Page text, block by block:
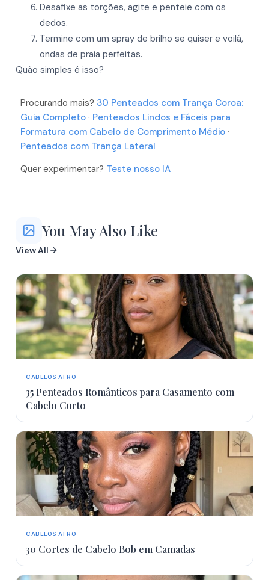
Desafixe as torções, agite e penteie com os
dedos.
Termine com um spray de brilho se quiser e voilá,
ondas de praia perfeitas.
Quão simples é isso?
Procurando mais? 30 Penteados com Trança Coroa:
Guia Completo · Penteados Lindos e Fáceis para
Formatura com Cabelo de Comprimento Médio ·
Penteados com Trança Lateral
Quer experimentar? Teste nosso IA
You May Also Like
View All
CABELOS AFRO
35 Penteados Românticos para Casamento com
Cabelo Curto
CABELOS AFRO
30 Cortes de Cabelo Bob em Camadas